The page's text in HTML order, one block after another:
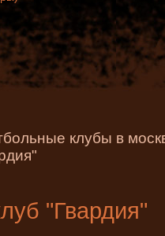
клубы в
"Гвардия"